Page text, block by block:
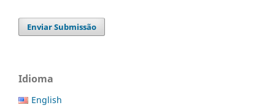
Enviar Submissão
Idioma
English